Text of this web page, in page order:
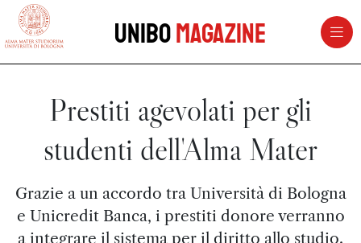
vai al contenuto della pagina
UniboMagazine
Prestiti agevolati per gli
studenti dell'Alma Mater
Grazie a un accordo tra Università di Bologna
e Unicredit Banca, i prestiti donore verranno
a integrare il sistema per il diritto allo studio.